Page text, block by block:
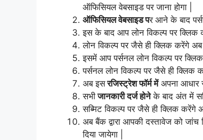
ऑफिसियल वेबसाइड पर जाना होगा |
ऑफिसियल वेबसाइड पर आने के बाद
इस के बाद आप लोन विकल्प पर क्लिक
लोन विकल्प पर जैसे ही क्लिक करेंगे अब
इसमें आप पर्सनल लोन विकल्प पर क्लिक
पर्सनल लोन विकल्प पर जैसे ही
अब इसरजिस्ट्रेश फॉर्म मेंअपना आधार
सभीजानकारी दर्ज होनेके बाद अंत में
सब्मिट विकल्प पर जैसे ही क्लिक करेंगे
अब बैंक द्वारा आपकी दस्तावेज को
दिया जायेगा |